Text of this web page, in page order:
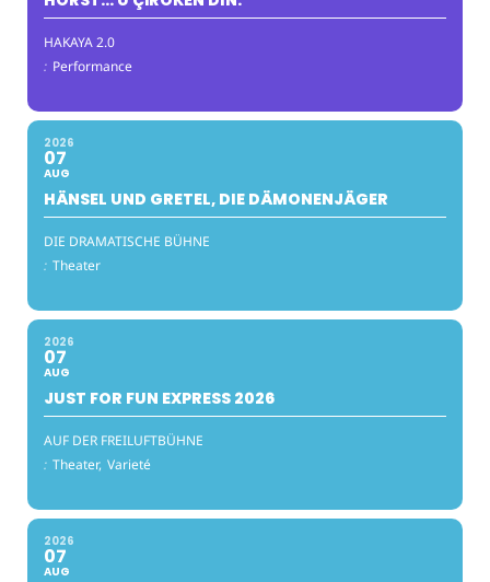
HAKAYA 2.0
: Performance
2026
07
AUG
HÄNSEL UND GRETEL, DIE DÄMONENJÄGER
DIE DRAMATISCHE BÜHNE
: Theater
2026
07
AUG
JUST FOR FUN EXPRESS 2026
AUF DER FREILUFTBÜHNE
: Theater, Varieté
2026
07
AUG